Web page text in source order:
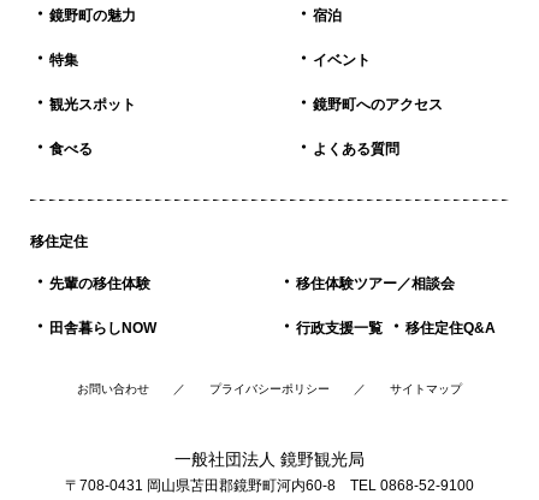
鏡野町の魅力
特集
観光スポット
食べる
宿泊
イベント
鏡野町へのアクセス
よくある質問
移住定住
先輩の移住体験
田舎暮らしNOW
移住体験ツアー／相談会
行政支援一覧 移住定住Q&A
お問い合わせ プライバシーポリシー サイトマップ
一般社団法人 鏡野観光局
〒708-0431 岡山県苫田郡鏡野町河内60-8 TEL 0868-52-9100